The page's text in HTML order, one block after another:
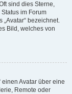
sind dies Sterne,
im Forum
bezeichnet.
Bild, welches von
einen Avatar über eine
Remote oder